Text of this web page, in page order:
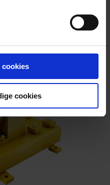
cookies
cookies